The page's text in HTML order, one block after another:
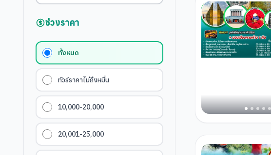
ช่วงราคา
ทั้งหมด
ทัวร์ราคาไม่ถึงหมื่น
10,000-20,000
20,001-25,000